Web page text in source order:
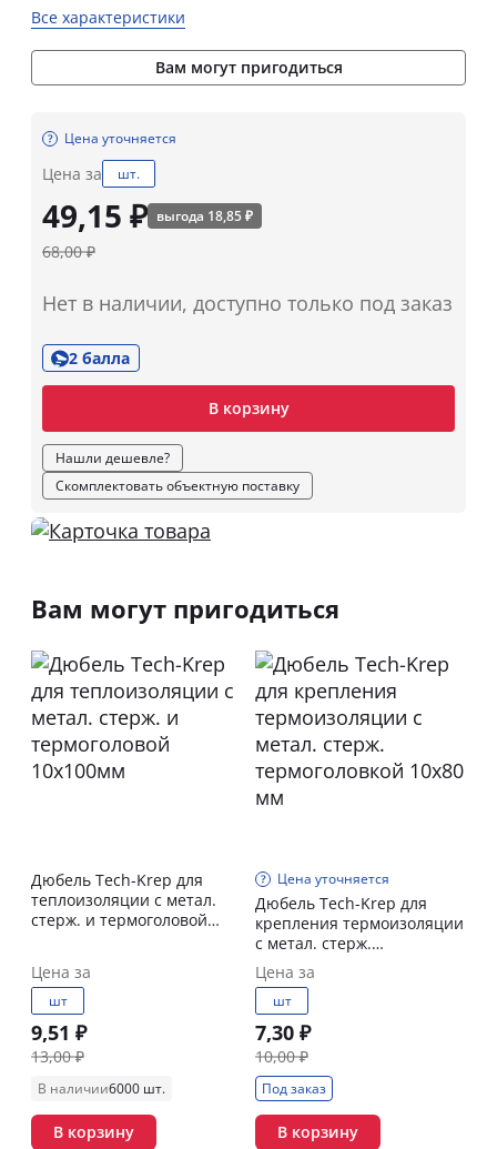
Все характеристики
Вам могут пригодиться
Цена уточняется
Цена за шт.
49,15 ₽ выгода 18,85 ₽
68,00 ₽
Нет в наличии, доступно только под заказ
2 балла
В корзину
Нашли дешевле?
Скомплектовать объектную поставку
Вам могут пригодиться
Дюбель Tech-Krep для
теплоизоляции с метал.
стерж. и термоголовой
Цена за
шт
9,51 ₽
13,00 ₽
В наличии6000 шт.
В корзину
Цена уточняется
Дюбель Tech-Krep для
крепления термоизоляции
с метал. стерж.
термоголовкой 10х80 мм
Цена за
шт
7,30 ₽
10,00 ₽
Под заказ
В корзину